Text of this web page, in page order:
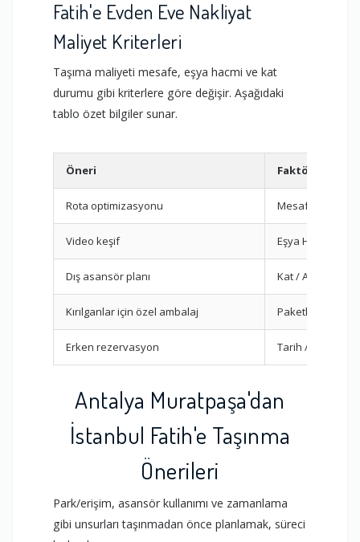
Fatih'e Evden Eve Nakliyat
Maliyet Kriterleri
Taşıma maliyeti mesafe, eşya hacmi ve kat
durumu gibi kriterlere göre değişir. Aşağıdaki
tablo özet bilgiler sunar.
Öneri Faktör
Rota optimizasyonu Mesafe
Video keşif Eşya Hacmi
Dış asansör planı Kat / Asansör
Kırılganlar için özel ambalaj Paketleme
Erken rezervasyon Tarih / Saat
Antalya Muratpaşa'dan
İstanbul Fatih'e Taşınma
Önerileri
Park/erişim, asansör kullanımı ve zamanlama
gibi unsurları taşınmadan önce planlamak, süreci